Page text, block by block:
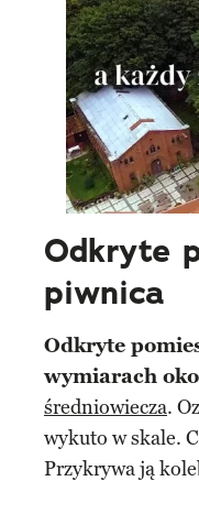
Odkryte
piwnica
Odkryte
wymiarach
średniowiecza.
wykuto w skale.
Przykrywa ją